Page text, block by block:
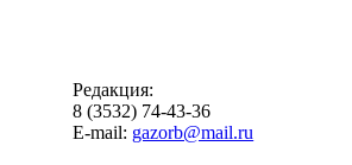
Редакция:
8 (3532) 74-43-36
E-mail: gazorb@mail.ru